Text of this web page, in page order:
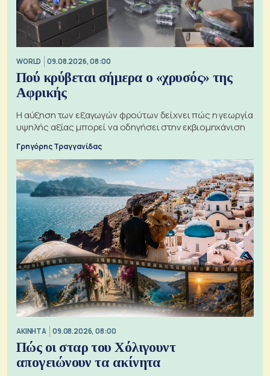
WORLD 09.08.2026, 08:00
Πού κρύβεται σήμερα ο «χρυσός» της
Αφρικής
Η αύξηση των εξαγωγών φρούτων δείχνει πώς η γεωργία
υψηλής αξίας μπορεί να οδηγήσει στην εκβιομηχάνιση
Γρηγόρης Τραγγανίδας
ΑΚΙΝΗΤΑ 09.08.2026, 08:00
Πώς οι σταρ του Χόλιγουντ
απογειώνουν τα ακίνητα